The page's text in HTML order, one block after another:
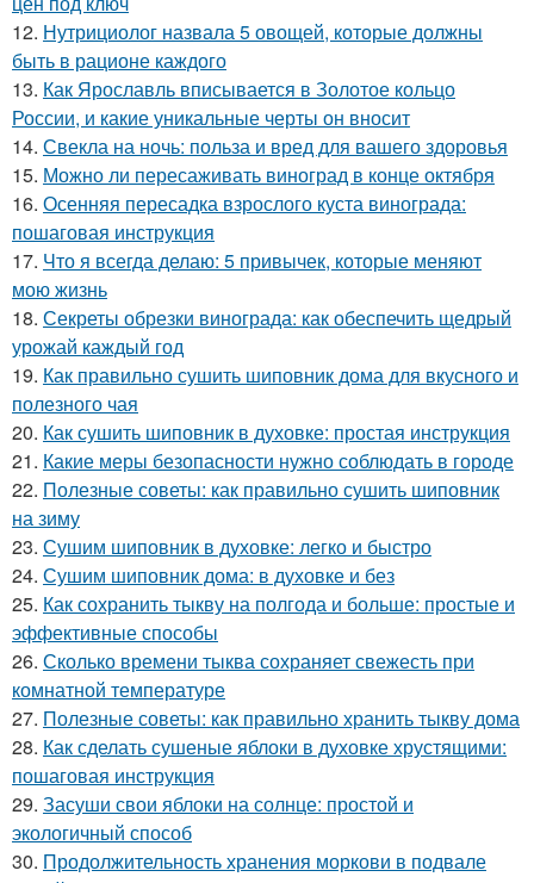
12. Нутрициолог назвала 5 овощей, которые должны
быть в рационе каждого
13. Как Ярославль вписывается в Золотое кольцо
России, и какие уникальные черты он вносит
14. Свекла на ночь: польза и вред для вашего здоровья
15. Можно ли пересаживать виноград в конце октября
16. Осенняя пересадка взрослого куста винограда:
пошаговая инструкция
17. Что я всегда делаю: 5 привычек, которые меняют
мою жизнь
18. Секреты обрезки винограда: как обеспечить щедрый
урожай каждый год
19. Как правильно сушить шиповник дома для вкусного и
полезного чая
20. Как сушить шиповник в духовке: простая инструкция
21. Какие меры безопасности нужно соблюдать в городе
22. Полезные советы: как правильно сушить шиповник
на зиму
23. Сушим шиповник в духовке: легко и быстро
24. Сушим шиповник дома: в духовке и без
25. Как сохранить тыкву на полгода и больше: простые и
эффективные способы
26. Сколько времени тыква сохраняет свежесть при
комнатной температуре
27. Полезные советы: как правильно хранить тыкву дома
28. Как сделать сушеные яблоки в духовке хрустящими:
пошаговая инструкция
29. Засуши свои яблоки на солнце: простой и
экологичный способ
30. Продолжительность хранения моркови в подвале